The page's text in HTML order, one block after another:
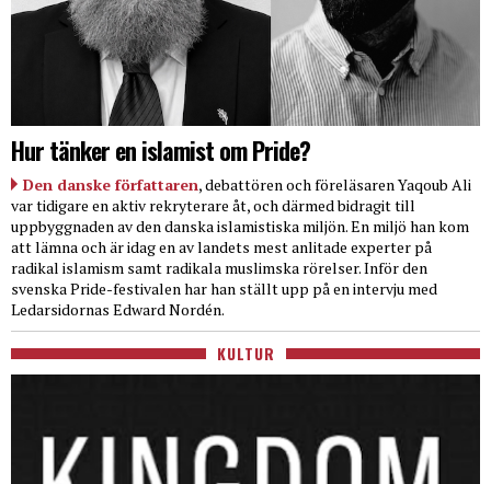
Hur tänker en islamist om Pride?
Den danske författaren, debattören och föreläsaren Yaqoub Ali
var tidigare en aktiv rekryterare åt, och därmed bidragit till
uppbyggnaden av den danska islamistiska miljön. En miljö han kom
att lämna och är idag en av landets mest anlitade experter på
radikal islamism samt radikala muslimska rörelser. Inför den
svenska Pride-festivalen har han ställt upp på en intervju med
Ledarsidornas Edward Nordén.
KULTUR